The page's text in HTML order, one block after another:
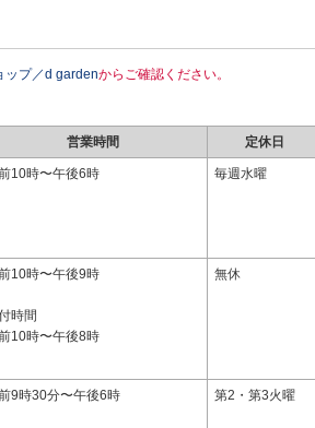
ップ／d gardenからご確認ください。
営業時間 定休日
10時〜午後6時 毎週水曜
10時〜午後9時
時間
10時〜午後8時
無休
9時30分〜午後6時 第2・第3火曜